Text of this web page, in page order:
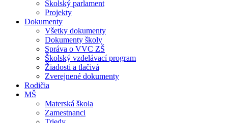
Školský parlament
Projekty
Dokumenty
Všetky dokumenty
Dokumenty školy
Správa o VVC ZŠ
Školský vzdelávací program
Žiadosti a tlačivá
Zverejnené dokumenty
Rodičia
MŠ
Materská škola
Zamestnanci